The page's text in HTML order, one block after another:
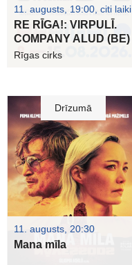
11. augusts, 19:00, citi laiki
RE RĪGA!: VIRPULĪ.
COMPANY ALUD (BE)
Rīgas cirks
Drīzumā
11. augusts, 20:30
Mana mīla